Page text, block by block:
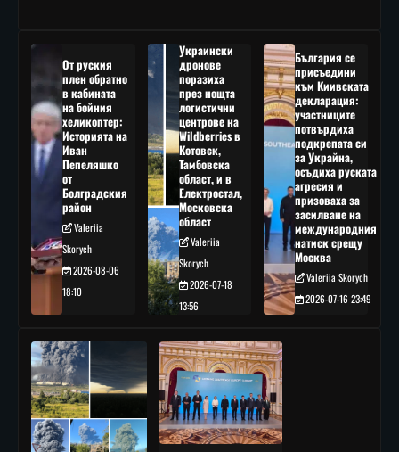
От руския
плен обратно
в кабината
на бойния
хеликоптер:
Историята на
Иван
Пепеляшко
от
Болградския
район
Valeriia
Skorych
2026-08-06
18:10
Украински
дронове
поразиха
през нощта
логистични
центрове на
Wildberries в
Котовск,
Тамбовска
област, и в
Електростал,
Московска
област
Valeriia
Skorych
2026-07-18
13:56
България се
присъедини
към Киивската
декларация:
участниците
потвърдиха
подкрепата си
за Украйна,
осъдиха руската
агресия и
призоваха за
засилване на
международния
натиск срещу
Москва
Valeriia Skorych
2026-07-16 23:49